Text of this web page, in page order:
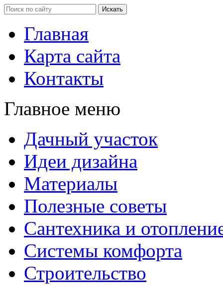
Главная
Карта сайта
Контакты
Главное меню
Дачный участок
Идеи дизайна
Материалы
Полезные советы
Сантехника и
Системы комфорта
Строительство